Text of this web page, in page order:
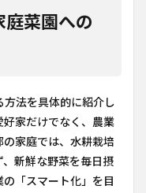
菜園への
法を具体的に紹介し
家だけでなく、農業
家庭では、水耕栽培
新鮮な野菜を毎日摂
「スマート化」を目